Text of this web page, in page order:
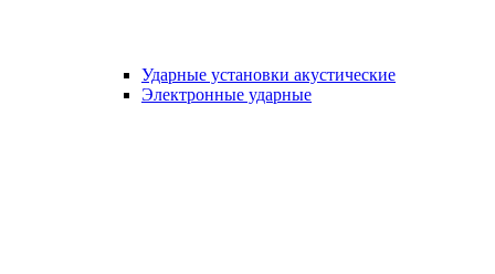
Ударные установки акустические
Электронные ударные